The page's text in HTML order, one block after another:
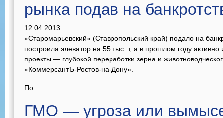
рынка подав на
12.04.2013
«Старомарьевский» (Ставропольский край) подало на
построила элеватор на 55 тыс. т, а в прошлом году
проекты — глубокой переработки зерна и
«КоммерсантЪ-Ростов-на-Дону».
По...
ГМО — угроза или